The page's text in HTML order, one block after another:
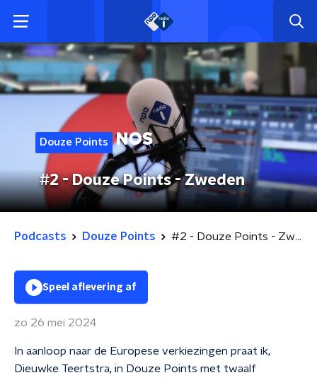
Douze Points
#2 - Douze Points - Zweden
Podcasts Douze Points #2 - Douze Points - Zweden
Speel aflevering af
zo 26 mei 2024
In aanloop naar de Europese verkiezingen praat ik,
Dieuwke Teertstra, in Douze Points met twaalf